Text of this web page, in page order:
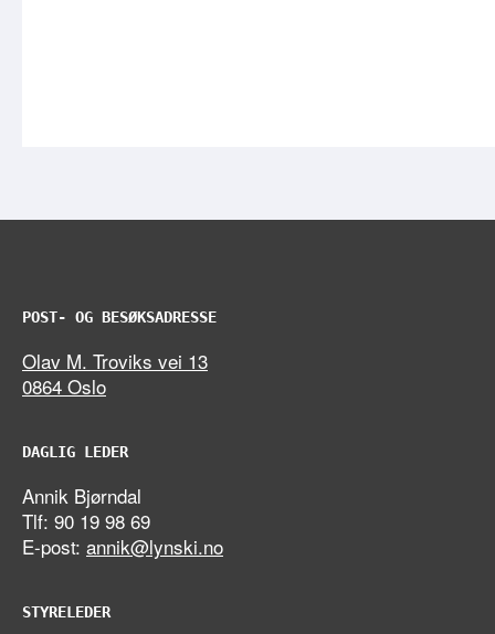
POST- OG BESØKSADRESSE
Olav M. Troviks vei 13
0864 Oslo
DAGLIG LEDER
Annik Bjørndal
Tlf: 90 19 98 69
E-post: annik@lynski.no
STYRELEDER